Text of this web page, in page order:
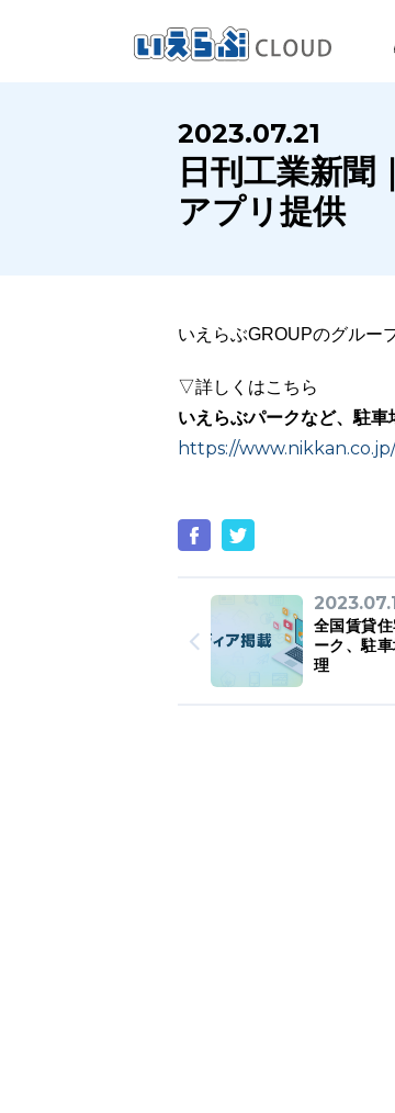
SYSTEM
いえらぶCLOUDは不動産業務を
幅広く支援しています。
HOMEPAGE
いえらぶは集客用ホームページを
不動産業に特化して制作していま
いえらぶCLOUDを実際にご利用の
お客様の声と制作実績のご紹介で
INFORMATION
いえらぶCLOUDや不動産業界に関
ニュース･ノウハウをお伝えします
2023.07.21
日刊工業新
アプリ提供
いえらぶGROUPのグルー
▽詳しくはこちら
いえらぶパークなど、駐
https://
全国賃貸
ーク、駐
理